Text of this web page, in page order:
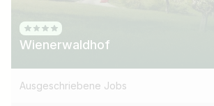
Wienerwaldhof
Ausgeschriebene Jobs